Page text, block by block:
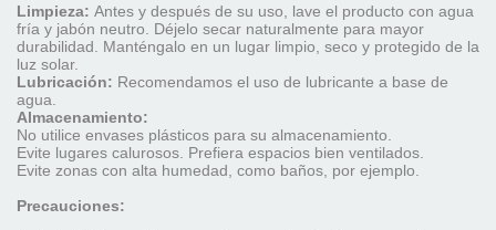
Limpieza: Antes y después de su uso, lave el producto con agua
fría y jabón neutro. Déjelo secar naturalmente para mayor
durabilidad. Manténgalo en un lugar limpio, seco y protegido de la
luz solar.
Lubricación: Recomendamos el uso de lubricante a base de
agua.
Almacenamiento:
No utilice envases plásticos para su almacenamiento.
Evite lugares calurosos. Prefiera espacios bien ventilados.
Evite zonas con alta humedad, como baños, por ejemplo.
Precauciones: